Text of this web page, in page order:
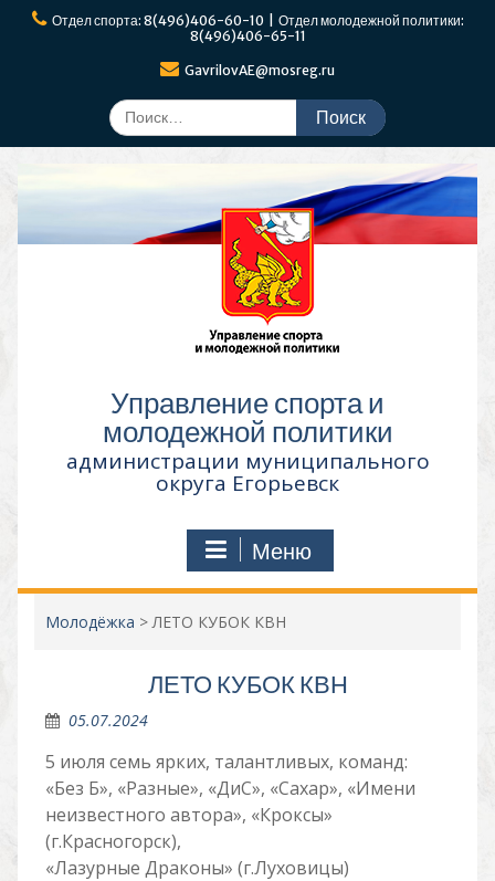
ПерейтиОтдел спорта: 8(496)406-60-10 | Отдел молодежной политики:
8(496)406-65-11
GavrilovAE@mosreg.ru
Поиск
по:
Управление спорта и
молодежной политики
администрации муниципального
округа Егорьевск
Меню
Молодёжка >ЛЕТО КУБОК КВН
ЛЕТО КУБОК КВН
05.07.2024
5 июля семь ярких, талантливых, команд:
«Без Б», «Разные», «ДиС», «Сахар», «Имени
неизвестного автора», «Кроксы»
(г.Красногорск),
«Лазурные Драконы» (г.Луховицы)